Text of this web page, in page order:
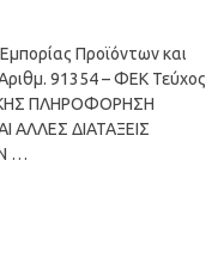
Προϊόντων και
91354 – ΦΕΚ Τεύχος
ΠΛΗΡΟΦΟΡΗΣΗ
ΑΛΛΕΣ ΔΙΑΤΑΞΕΙΣ
…